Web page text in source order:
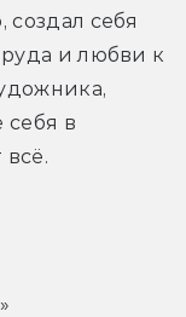
себя
и любви к
себя в